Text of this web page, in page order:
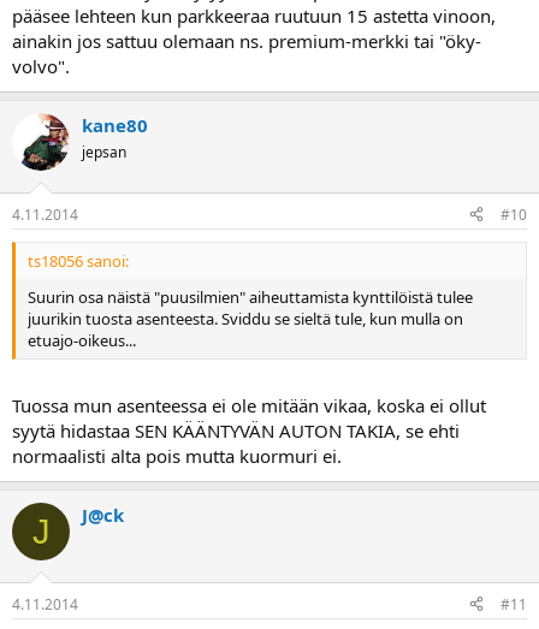
pääsee lehteen kun parkkeeraa ruutuun 15 astetta vinoon,
ainakin jos sattuu olemaan ns. premium-merkki tai "öky-
volvo".
kane80
jepsan
4.11.2014 #10
ts18056 sanoi:
Suurin osa näistä "puusilmien" aiheuttamista kynttilöistä tulee
juurikin tuosta asenteesta. Sviddu se sieltä tule, kun mulla on
etuajo-oikeus...
Tuossa mun asenteessa ei ole mitään vikaa, koska ei ollut
syytä hidastaa SEN KÄÄNTYVÄN AUTON TAKIA, se ehti
normaalisti alta pois mutta kuormuri ei.
J J@ck
4.11.2014 #11